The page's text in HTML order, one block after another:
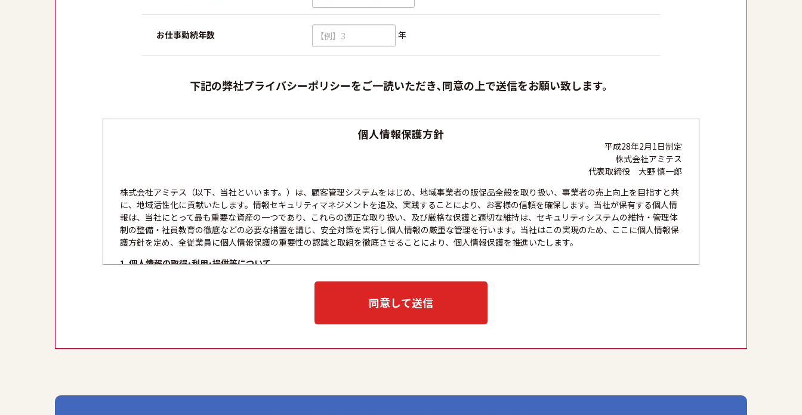
お仕事勤続年数 年
下記の弊社プライバシーポリシーをご一読いただき､同意の上で送信をお願い致します。
個人情報保護方針
平成28年2月1日制定
株式会社アミテス
代表取締役 大野 慎一郎
株式会社アミテス（以下、当社といいます。）は、顧客管理システムをはじめ、地域事業者の販促品全般を取り扱い、事業者の売上向上を目指すと共
に、地域活性化に貢献いたします。情報セキュリティマネジメントを追及、実践することにより、お客様の信頼を確保します。当社が保有する個人情
報は、当社にとって最も重要な資産の一つであり、これらの適正な取り扱い、及び厳格な保護と適切な維持は、セキュリティシステムの維持・管理体
制の整備・社員教育の徹底などの必要な措置を講じ、安全対策を実行し個人情報の厳重な管理を行います。当社はこの実現のため、ここに個人情報保
護方針を定め、全従業員に個人情報保護の重要性の認識と取組を徹底させることにより、個人情報保護を推進いたします。
1. 個人情報の取得･利用･提供等について
②個人情報を利用する際は、本人に明示、通知、または公表した利用目的の範囲内に限定し、それに反する目的外利用を行なわないための措置を講じ
③個人情報を第三者に提供またはその取扱いを委託する際は、本人が同意を与えた利用目的の範囲内で、適法にこれを行います。
2. 安全対策の実施について
3. 苦情および相談等に対する適正な対応について
同意して送信